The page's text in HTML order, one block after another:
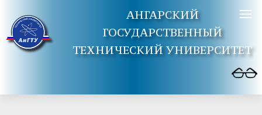
АНГАРСКИЙ
ГОСУДАРСТВЕННЫЙ
ТЕХНИЧЕСКИЙ УНИВЕРСИТЕТ